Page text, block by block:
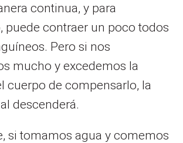
continua, y para
puede contraer un poco todos
Pero si nos
mucho y excedemos la
cuerpo de compensarlo, la
descenderá.
si tomamos agua y comemos